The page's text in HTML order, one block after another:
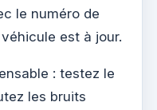
le numéro de
est à jour.
: testez le
les bruits